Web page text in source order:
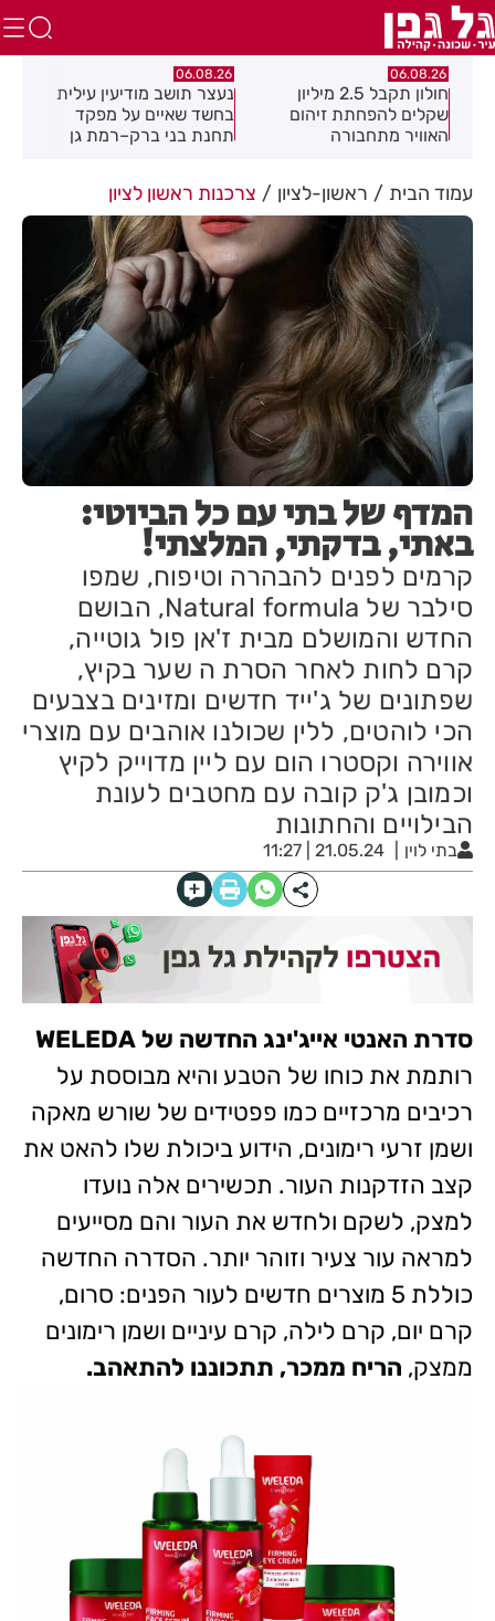
06.08.26
חולון תקבל 2.5 מיליון
שקלים להפחתת זיהום
האוויר מתחבורה
06.08.26
נעצר תושב מודיעין עילית
בחשד שאיים על מפקד
תחנת בני ברק–רמת גן
עמוד הבית ראשון-לציון צרכנות ראשון לציון
המדף של בתי עם כל הביוטי:
באתי, בדקתי, המלצתי!
קרמים לפנים להבהרה וטיפוח, שמפו
סילבר של Natural formula, הבושם
החדש והמושלם מבית ז'אן פול גוטייה,
קרם לחות לאחר הסרת ה שער בקיץ,
שפתונים של ג'ייד חדשים ומזינים בצבעים
הכי לוהטים, ללין שכולנו אוהבים עם מוצרי
אווירה וקסטרו הום עם ליין מדוייק לקיץ
וכמובן ג'ק קובה עם מחטבים לעונת
הבילויים והחתונות
בתי לוין 21.05.24 | 11:27
סדרת האנטי אייג'ינג החדשה של WELEDA
רותמת את כוחו של הטבע והיא מבוססת על
רכיבים מרכזיים כמו פפטידים של שורש מאקה
ושמן זרעי רימונים, הידוע ביכולת שלו להאט את
קצב הזדקנות העור. תכשירים אלה נועדו
למצק, לשקם ולחדש את העור והם מסייעים
למראה עור צעיר וזוהר יותר. הסדרה החדשה
כוללת 5 מוצרים חדשים לעור הפנים: סרום,
קרם יום, קרם לילה, קרם עיניים ושמן רימונים
ממצק, הריח ממכר, תתכוננו להתאהב.